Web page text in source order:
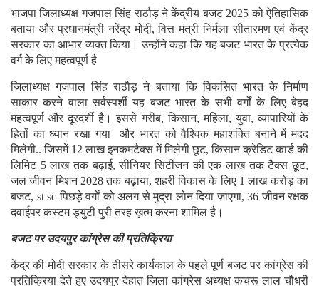
भाजपा जिलाध्यक्ष गजपाल सिंह राठौड़ ने केंद्रीय बजट 2025 को ऐतिहासिक
बताया और प्रधानमंत्री नरेंद्र मोदी, वित्त मंत्री निर्मला सीतारमण एवं केंद्र
सरकार का आभार व्यक्त किया। उन्होंने कहा कि यह बजट भारत के प्रत्येक
वर्ग के लिए महत्वपूर्ण है
जिलाध्यक्ष गजपाल सिंह राठौड़ ने बताया कि विकसित भारत के निर्माण
साकार करने वाला सर्वस्पर्शी यह बजट भारत के सभी वर्गों के लिए बेहद
महत्वपूर्ण और दूरदर्शी है। इससे गरीब, किसान, महिला, युवा, व्यापारियों के
हितों का ध्यान रखा गया और भारत को वैश्विक महाशक्ति बनाने में मदद
मिलेगी.. जिसमें 12 लाख इनकमटैक्स में मिलेगी छूट, किसान क्रेडिट कार्ड की
लिमिट 5 लाख तक बढ़ाई, सीनियर सिटीजन की एक लाख तक टैक्स छूट,
जल जीवन मिशन 2028 तक बढ़ाया, शहरी विकास के लिए 1 लाख करोड़ का
बजट, st sc पिछड़े वर्गों को अलग से मुद्रा लोन दिया जाएगा, 36 जीवन रक्षक
दवाईपर कस्टम ड्युटी पुरी तरह ख़त्म करना शामिल है।
बजट पर उदयपुर कांग्रेस की प्रतिक्रिया
केंद्र की मोदी सरकार के तीसरे कार्यकाल के पहले पूर्ण बजट पर कांग्रेस की
प्रतिक्रिया देते हुए उदयपुर देहात जिला कांग्रेस अध्यक्ष कचरू लाल चौधरी